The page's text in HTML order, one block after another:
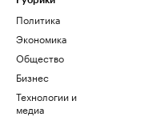
Политика
Экономика
Общество
Бизнес
Технологии и
медиа